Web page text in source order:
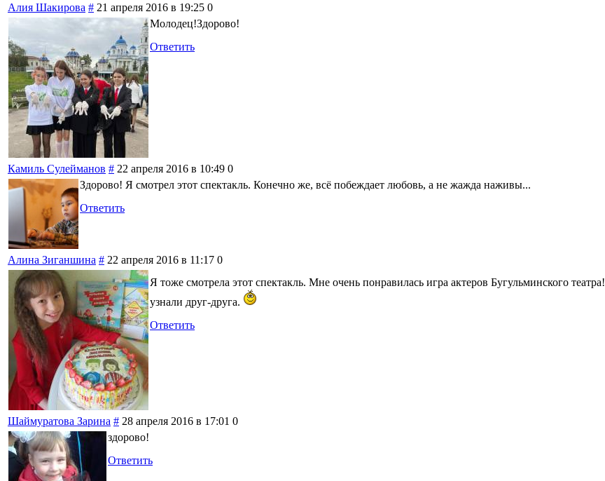
Алия Шакирова # 21 апреля 2016 в 19:25 0
Молодец!Здорово!
Ответить
Камиль Сулейманов # 22 апреля 2016 в 10:49 0
Здорово! Я смотрел этот спектакль. Конечно же, всё побеждает любовь, а не жажда наживы...
Ответить
Алина Зиганшина # 22 апреля 2016 в 11:17 0
Я тоже смотрела этот спектакль. Мне очень понравилась игра актеров Бугульминского театра!
узнали друг-друга.
Ответить
Шаймуратова Зарина # 28 апреля 2016 в 17:01 0
здорово!
Ответить